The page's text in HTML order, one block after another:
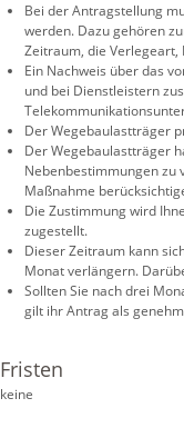
Bei der Antragstellung
werden. Dazu gehören
Zeitraum, die
Ein Nachweis über das
und bei Dienstleistern
Der Wegebaulastträger
Der Wegebaulastträger
Nebenbestimmungen zu
Maßnahme
Die Zustimmung wird
zugestellt.
Dieser Zeitraum kann
Monat verlängern.
Sollten Sie nach drei
gilt ihr Antrag als
Fristen
keine